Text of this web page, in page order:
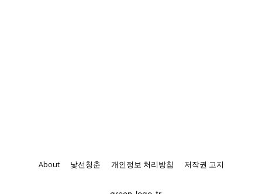
About 낯선청춘 개인정보 처리방침 저작권 고지